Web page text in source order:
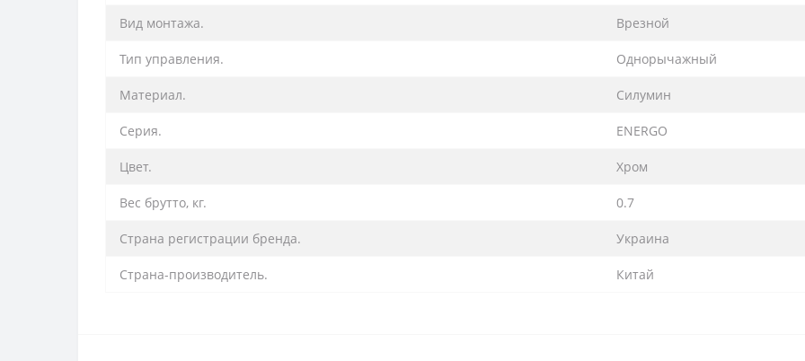
Вид монтажа. Врезной
Тип управления. Однорычажный
Материал. Силумин
Серия. ENERGO
Цвет. Хром
Вес брутто, кг. 0.7
Страна регистрации бренда. Украина
Страна-производитель. Китай